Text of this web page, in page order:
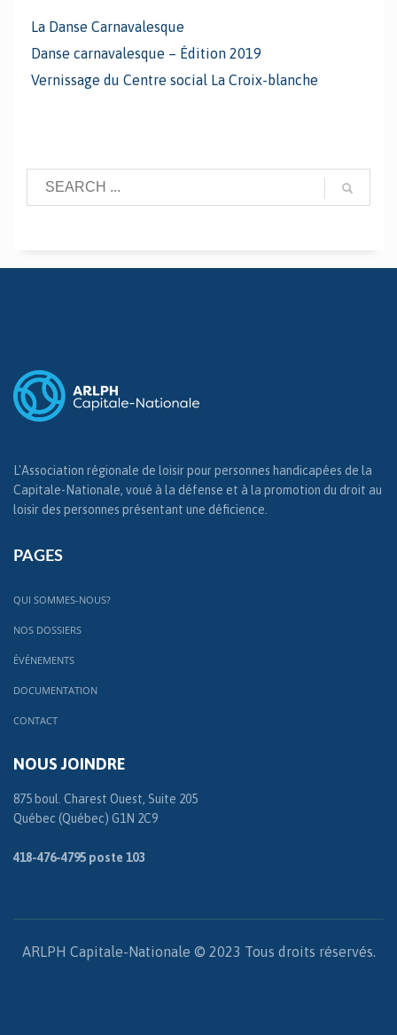
La Danse Carnavalesque
Danse carnavalesque – Édition 2019
Vernissage du Centre social La Croix-blanche
L'Association régionale de loisir pour personnes handicapées de la
Capitale-Nationale, voué à la défense et à la promotion du droit au
loisir des personnes présentant une déficience.
PAGES
QUI SOMMES-NOUS?
NOS DOSSIERS
ÉVÉNEMENTS
DOCUMENTATION
CONTACT
NOUS JOINDRE
875 boul. Charest Ouest, Suite 205
Québec (Québec) G1N 2C9
418-476-4795 poste 103
ARLPH Capitale-Nationale © 2023 Tous droits réservés.